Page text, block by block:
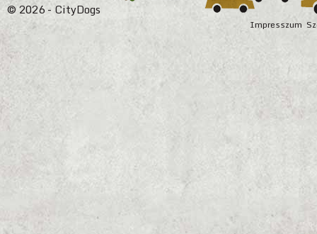
Impresszum
© 2026 - CityDogs